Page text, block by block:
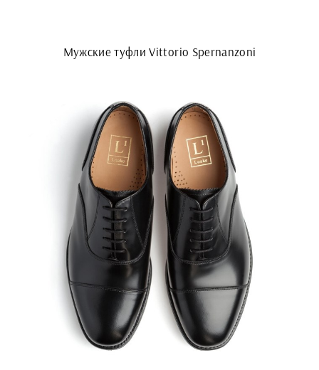
Мужские туфли Vittorio Spernanzoni